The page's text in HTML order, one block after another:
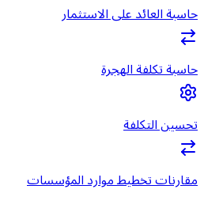
حاسبة العائد على الاستثمار
حاسبة تكلفة الهجرة
تحسين التكلفة
مقارنات تخطيط موارد المؤسسات